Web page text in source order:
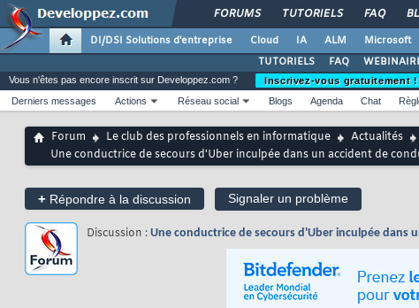
FORUMS TUTORIELS FAQ
DI/DSI Solutions d'entreprise Cloud IA ALM Microsoft
TUTORIELS
FAQ
Vous n'êtes pas encore inscrit sur Developpez.com ?
Inscrivez-vous gratuitement !
Derniers messages
Actions Réseau social Blogs Agenda Chat
Forum Le club des professionnels en informatique
Actualités
Une conductrice de secours d'Uber inculpée dans un accident de
+ Répondre à la discussion Signaler un problème
Discussion : Une conductrice de secours d'Uber inculpée dans